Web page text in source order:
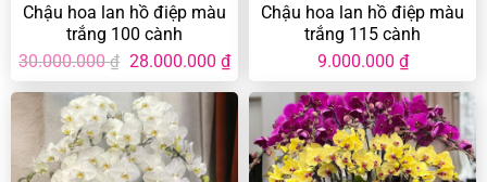
Chậu hoa lan hồ điệp màu
trắng 100 cành
30.000.000₫ Giá
là:
30.000.000 ₫.
28.000.000 ₫Giá
hiện
tại
là:
28.000.000 ₫.
Chậu hoa lan hồ điệp màu
trắng 115 cành
9.000.000 ₫